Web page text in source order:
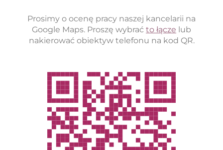
Prosimy o ocenę pracy naszej kancelarii na
Google Maps. Proszę wybrać to łącze lub
nakierować obiektyw telefonu na kod QR.